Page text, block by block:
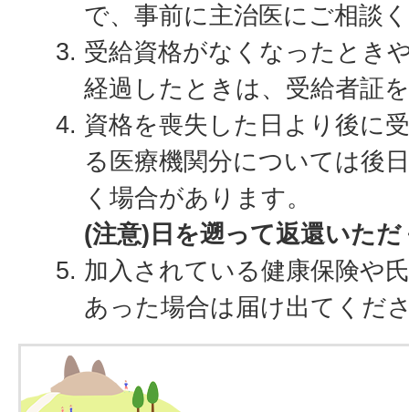
で、事前に主治医にご相談
受給資格がなくなったとき
経過したときは、受給者証
資格を喪失した日より後に
る医療機関分については後
く場合があります。
(注意)日を遡って返還いた
加入されている健康保険や
あった場合は届け出てくだ